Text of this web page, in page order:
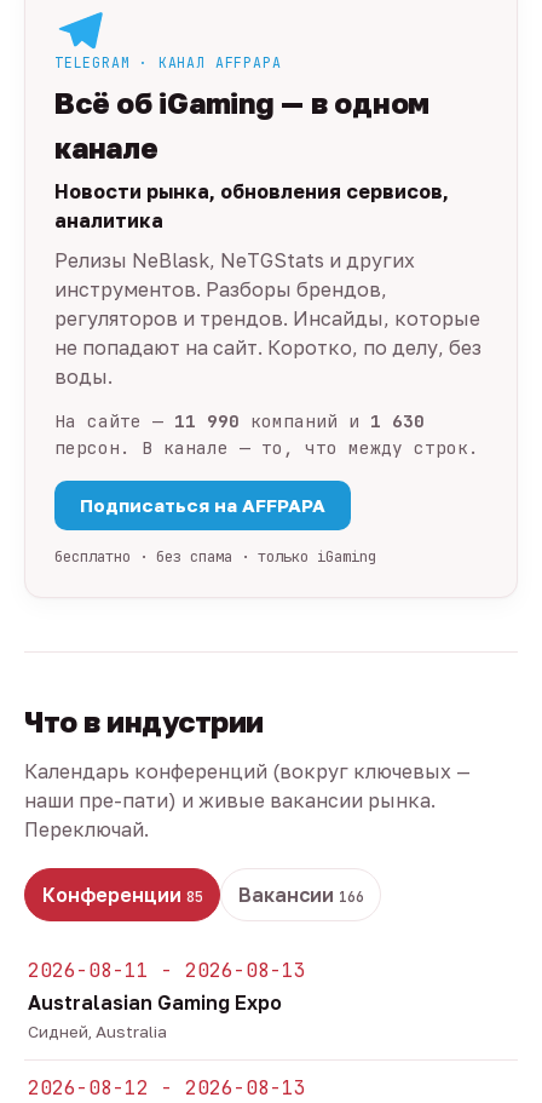
TELEGRAM · КАНАЛ AFFPAPA
Всё об iGaming — в одном
канале
Новости рынка, обновления сервисов,
аналитика
Релизы NeBlask, NeTGStats и других
инструментов. Разборы брендов,
регуляторов и трендов. Инсайды, которые
не попадают на сайт. Коротко, по делу, без
воды.
На сайте — 11 990 компаний и 1 630
персон. В канале — то, что между строк.
Подписаться на AFFPAPA
бесплатно · без спама · только iGaming
Что в индустрии
Календарь конференций (вокруг ключевых —
наши пре-пати) и живые вакансии рынка.
Переключай.
Конференции 85 Вакансии 166
2026-08-11 - 2026-08-13
Australasian Gaming Expo
Сидней, Australia
2026-08-12 - 2026-08-13